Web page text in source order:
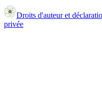
Droits d'auteur et
privée